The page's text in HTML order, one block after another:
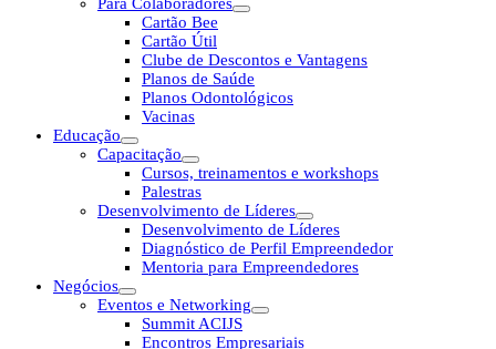
Cartão Bee
Cartão Útil
Clube de Descontos e Vantagens
Planos de Saúde
Planos Odontológicos
Vacinas
Educação
Capacitação
Cursos, treinamentos e workshops
Palestras
Desenvolvimento de Líderes
Desenvolvimento de Líderes
Diagnóstico de Perfil Empreendedor
Mentoria para Empreendedores
Negócios
Eventos e Networking
Summit ACIJS
Encontros Empresariais